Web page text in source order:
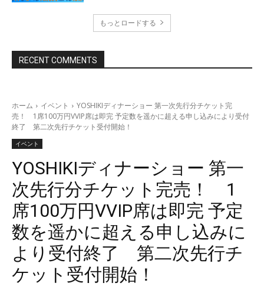
もっとロードする
RECENT COMMENTS